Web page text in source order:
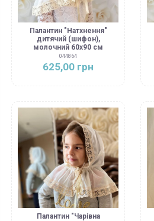
Палантин "Натхнення"
дитячий (шифон),
молочний 60х90 см
044864
625,00 грн
Палантин "Чарівна